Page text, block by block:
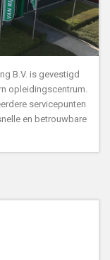
B.V. is gevestigd
opleidingscentrum.
servicepunten
en betrouwbare